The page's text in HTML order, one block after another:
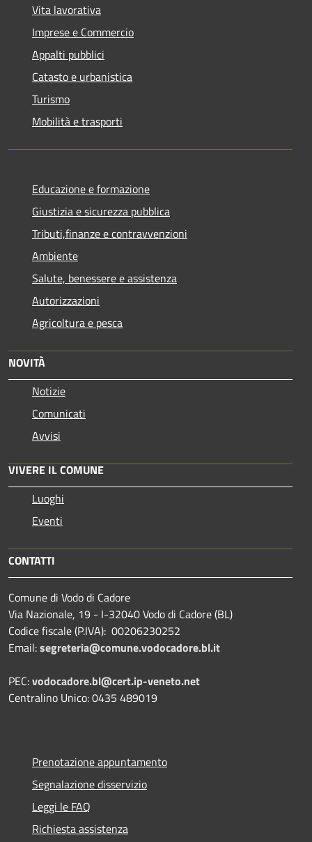
Vita lavorativa
Imprese e Commercio
Appalti pubblici
Catasto e urbanistica
Turismo
Mobilità e trasporti
Educazione e formazione
Giustizia e sicurezza pubblica
Tributi,finanze e contravvenzioni
Ambiente
Salute, benessere e assistenza
Autorizzazioni
Agricoltura e pesca
NOVITÀ
Notizie
Comunicati
Avvisi
VIVERE IL COMUNE
Luoghi
Eventi
CONTATTI
Comune di Vodo di Cadore
Via Nazionale, 19 - I-32040 Vodo di Cadore (BL)
Codice fiscale (P.IVA): 00206230252
Email:segreteria@comune.vodocadore.bl.it
PEC:vodocadore.bl@cert.ip-veneto.net
Centralino Unico: 0435 489019
Prenotazione appuntamento
Segnalazione disservizio
Leggi le FAQ
Richiesta assistenza